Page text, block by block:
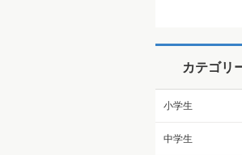
カテゴリ
小学生
中学生